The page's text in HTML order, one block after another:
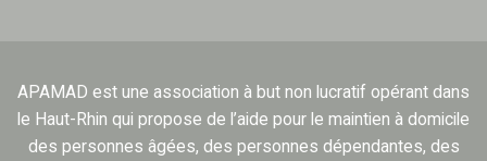
APAMAD est une association à but non lucratif opérant dans
le Haut-Rhin qui propose de l’aide pour le maintien à domicile
des personnes âgées, des personnes dépendantes, des